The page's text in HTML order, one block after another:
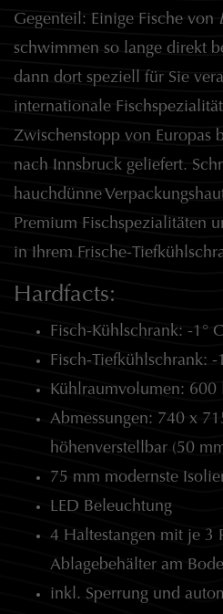
Gegenteil: Einige Fische von
schwimmen so lange direkt
dann dort speziell für Sie
internationale
Zwischenstopp von Europas
nach Innsbruck geliefert.
hauchdünne
Premium Fischspezialitäten
in Ihrem Frische-
Hardfacts:
Fisch-Kühlschrank: -1°
Fisch-Tiefkühlschrank: -
Kühlraumvolumen: 600
Abmessungen: 740 x
höhenverstellbar (50
75 mm modernste
LED Beleuchtung
4 Haltestangen mit je 3
Ablagebehälter am
inkl. Sperrung und